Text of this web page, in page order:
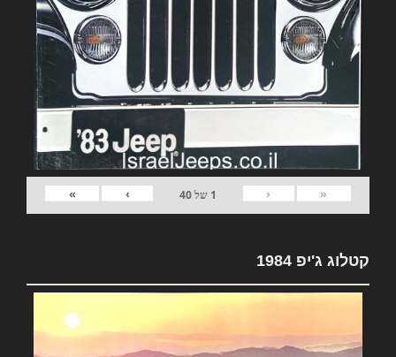
«
‹
1 של40
›
»
קטלוג ג'יפ 1984